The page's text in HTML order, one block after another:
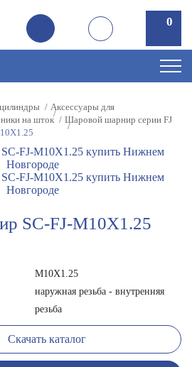
0
0
Аксессуары для
на шток
Шаровой шарнир серии FJ
SC-FJ-M10X1.25
M10X1.25
наружная резьба - внутренняя
резьба
Скачать каталог